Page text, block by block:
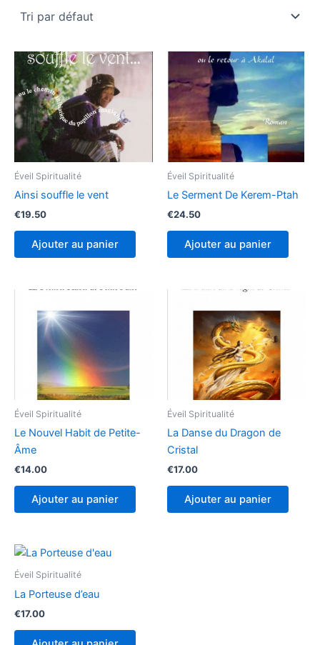
Éveil Spiritualité
Ainsi souffle le vent
€19.50
Ajouter au panier
Éveil Spiritualité
Le Serment De Kerem-Ptah
€24.50
Ajouter au panier
Éveil Spiritualité
Le Nouvel Habit de Petite-
Âme
€14.00
Ajouter au panier
Éveil Spiritualité
La Danse du Dragon de
Cristal
€17.00
Ajouter au panier
Éveil Spiritualité
La Porteuse d’eau
€17.00